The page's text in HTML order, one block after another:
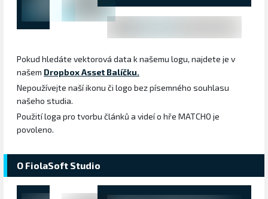
Pokud hledáte vektorová data k našemu logu, najdete je v
našem Dropbox Asset Balíčku.
Nepoužívejte naší ikonu či logo bez písemného souhlasu
našeho studia.
Použití loga pro tvorbu článků a videí o hře MATCHO je
povoleno.
O FiolaSoft Studio